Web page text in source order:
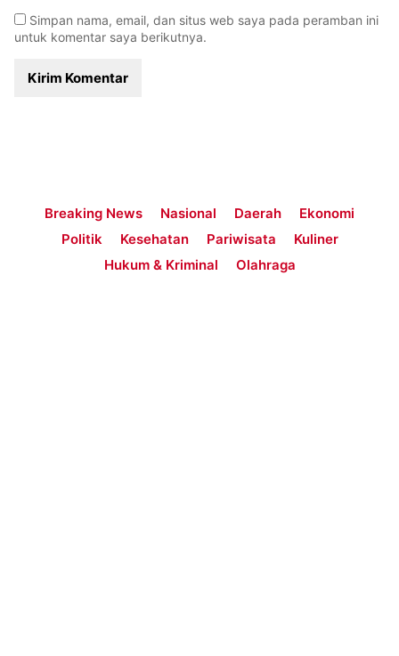
Simpan nama, email, dan situs web saya pada peramban ini
untuk komentar saya berikutnya.
Breaking News Nasional Daerah
Ekonomi
Politik
Kesehatan Pariwisata
Kuliner
Hukum & Kriminal
Olahraga